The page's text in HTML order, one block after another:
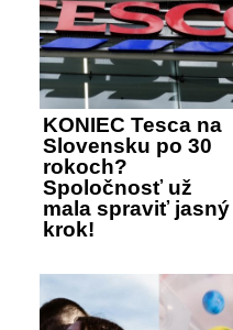
KONIEC Tesca na
Slovensku po 30
rokoch?
Spoločnosť už
mala spraviť jasný
krok!